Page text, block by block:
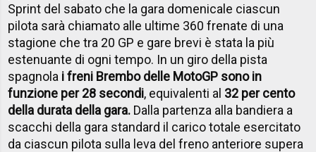
Sprint del sabato che la gara domenicale ciascun
pilota sarà chiamato alle ultime 360 frenate di una
stagione che tra 20 GP e gare brevi è stata la più
estenuante di ogni tempo. In un giro della pista
spagnola i freni Brembo delle MotoGP sono in
funzione per 28 secondi, equivalenti al 32 per cento
della durata della gara. Dalla partenza alla bandiera a
scacchi della gara standard il carico totale esercitato
da ciascun pilota sulla leva del freno anteriore supera